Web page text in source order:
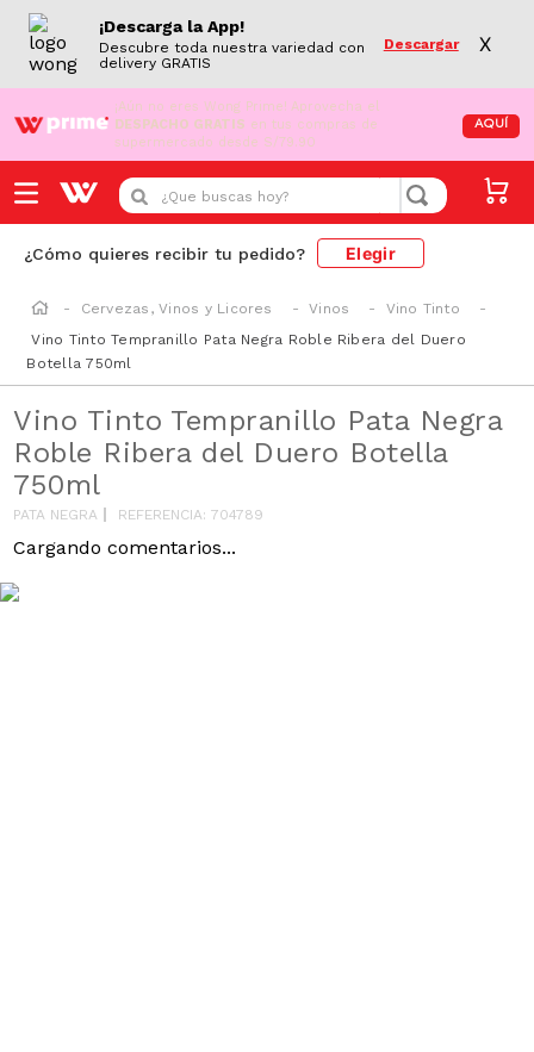
¡Descarga la App!
Descubre toda nuestra variedad con
delivery GRATIS
Descargar X
¡Aún no eres Wong Prime! Aprovecha el
DESPACHO GRATIS en tus compras de
supermercado desde S/79.90
AQUÍ
¿Que buscas hoy?
¿Cómo quieres recibir tu pedido? Elegir
Cervezas, Vinos y Licores Vinos
Vino Tinto
Vino Tinto Tempranillo Pata Negra Roble Ribera del Duero
Botella 750ml
Vino Tinto Tempranillo Pata Negra
Roble Ribera del Duero Botella
750ml
PATA NEGRA REFERENCIA:704789
Cargando comentarios...